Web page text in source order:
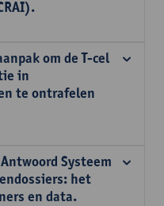
om de T-cel
in
te ontrafelen
Systeem
het
en data.